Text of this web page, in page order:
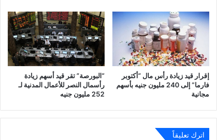
إقرار قيد زيادة رأس مال “أكتوبر
فارما” إلى 240 مليون جنيه بأسهم
مجانية
“البورصة” تقر قيد أسهم زيادة
رأسمال النصر للأعمال المدنية لـ
252 مليون جنيه
اترك تعليقاً